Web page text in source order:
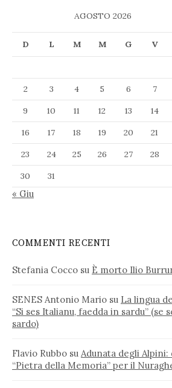
AGOSTO 2026
D L M M G V
2
3 4 5 6 7
9
10 11 12 13 14
16
17 18 19 20 21
23
24 25 26 27 28
30
31
« Giu
COMMENTI RECENTI
Stefania Cocco su È morto Ilio
SENES Antonio Mario su La lingua
“Si ses Italianu, faedda in sardu” (se
sardo)
Flavio Rubbo su Adunata degli Alpini:
“Pietra della Memoria” per il